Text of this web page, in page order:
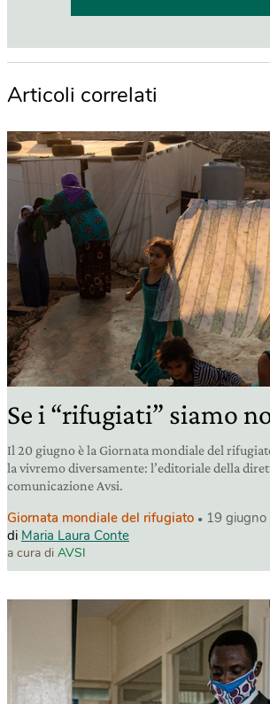
Articoli correlati
Se i “rifugiati” siamo
Il 20 giugno è la Giornata mondiale del
la vivremo diversamente: l’editoriale della
comunicazione Avsi.
Giornata mondiale del rifugiato
19
di Maria Laura Conte
a cura di AVSI